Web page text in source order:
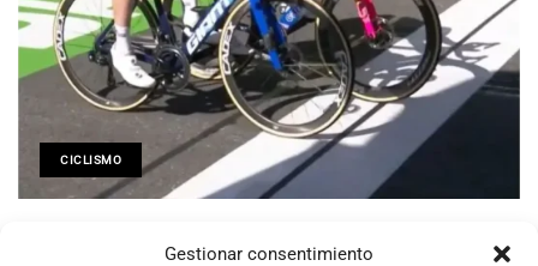
Gestionar consentimiento
CICLISMO